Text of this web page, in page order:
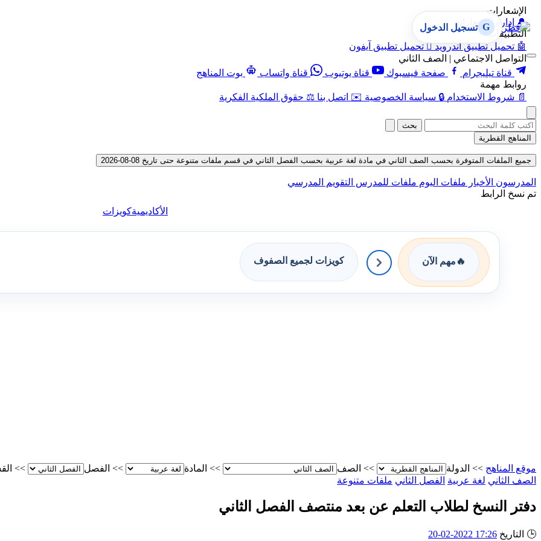
الإشعارات
🔔 إدارة الإشعارات
التطبيقات
🤖 تحميل تطبيق أندرويد  تحميل تطبيق آيفون
التواصل الاجتماعي | الصف الثاني
قناة تيليجرام
صفحة فيسبوك قناة يوتيوب قناة واتساب
بوت المناهج
روابط مهمة
📄 شروط الاستخدام 🔒 سياسة الخصوصية ✉️ اتصل بنا ⚖️ حقوق الملكية الفكرية
G تسجيل الدخول
بحث
المناهج القطرية
جميع الملفات المتوفرة بحسب الصف الثاني في مادة لغة عربية بحسب الفصل الثاني في قسم ملفات متنوعة حتى تاريخ 08-08-2026
المدرسون الأخبار ملفات اليوم ملفات للمدرس التقويم المدرسي
تم نسخ الرابط
الأكاديميةكويزات
🔥 مهم الآن كويزات لجميع الصفوف
موقع المناهج >> الدولة >> الصف >> المادة >> الفصل >>
الصف الثاني لغة عربية الفصل الثاني ملفات متنوعة
دفتر النسخ لطلاب التعلم عن بعد منتصف الفصل الثاني
🕒 التاريخ 17:26 2022-02-20